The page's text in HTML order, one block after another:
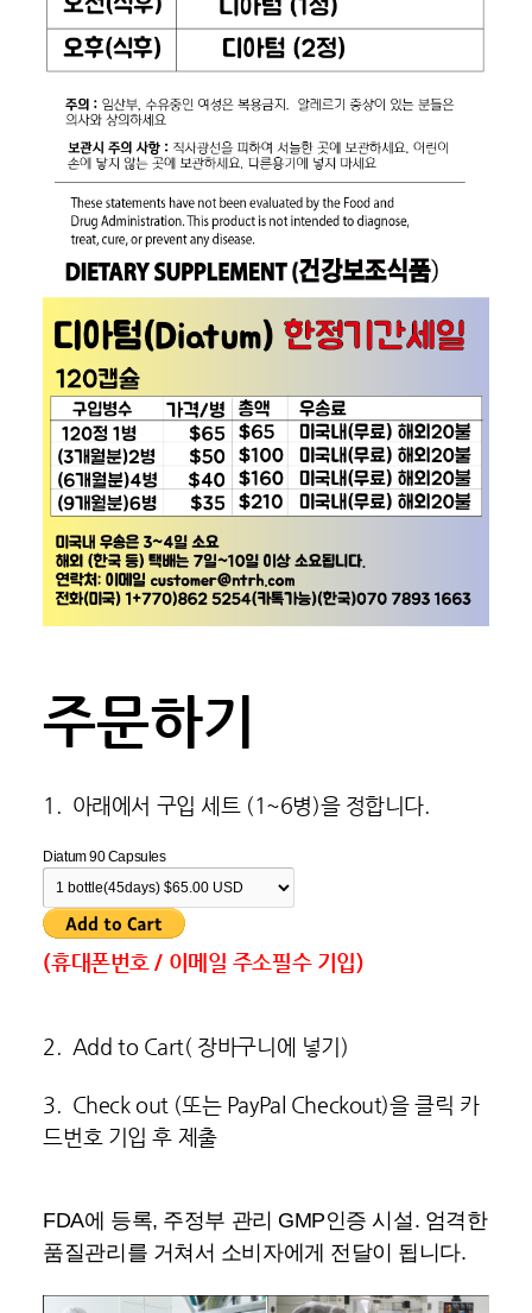
주문하기
1. 아래에서 구입 세트 (1~6병)을 정합니다.
Diatum 90 Capsules
(휴대폰번호 / 이메일 주소필수 기입)
2. Add to Cart( 장바구니에 넣기)
3. Check out (또는 PayPal Checkout)을 클릭 카
드번호 기입 후 제출
FDA에 등록, 주정부 관리 GMP인증 시설. 엄격한
품질관리를 거쳐서 소비자에게 전달이 됩니다.